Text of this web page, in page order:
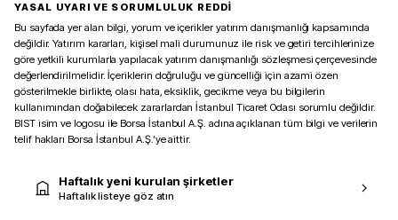
YASAL UYARI VE SORUMLULUK REDDİ
Bu sayfada yer alan bilgi, yorum ve içerikler yatırım danışmanlığı kapsamında
değildir. Yatırım kararları, kişisel mali durumunuz ile risk ve getiri tercihlerinize
göre yetkili kurumlarla yapılacak yatırım danışmanlığı sözleşmesi çerçevesinde
değerlendirilmelidir. İçeriklerin doğruluğu ve güncelliği için azami özen
gösterilmekle birlikte, olası hata, eksiklik, gecikme veya bu bilgilerin
kullanımından doğabilecek zararlardan İstanbul Ticaret Odası sorumlu değildir.
BIST isim ve logosu ile Borsa İstanbul A.Ş. adına açıklanan tüm bilgi ve verilerin
telif hakları Borsa İstanbul A.Ş.’ye aittir.
Haftalık yeni kurulan şirketler
Haftalık listeye göz atın